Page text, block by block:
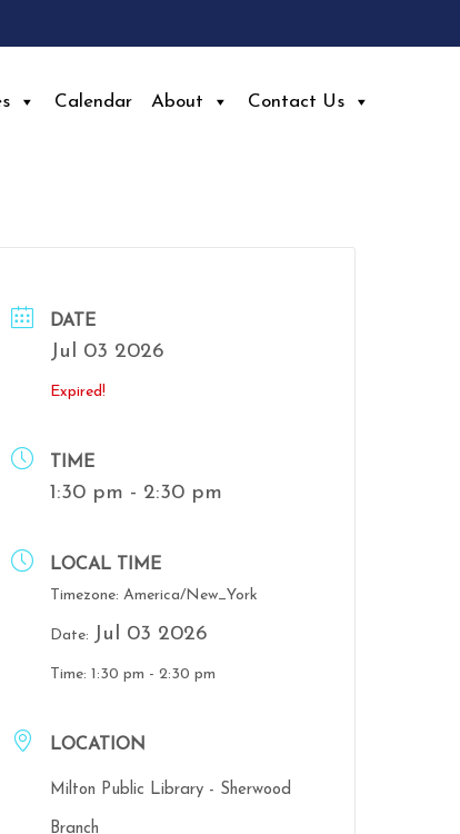
Calendar About Contact Us
DATE
Jul 03 2026
Expired!
TIME
1:30 pm - 2:30 pm
LOCAL TIME
Timezone: America/New_York
Date: Jul 03 2026
Time: 1:30 pm - 2:30 pm
LOCATION
Milton Public Library - Sherwood
Branch